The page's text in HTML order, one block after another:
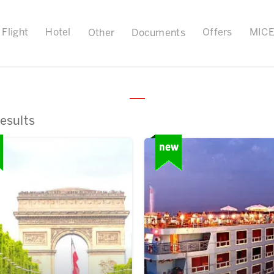
Flight Hotel Other Documents Offers MICE